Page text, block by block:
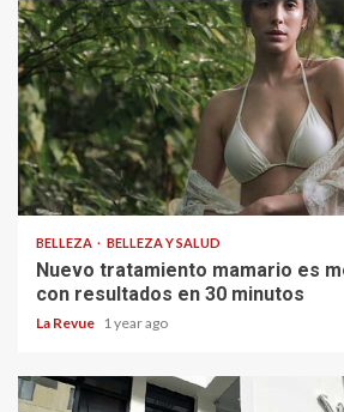
BELLEZA BELLEZA Y SALUD
Nuevo tratamiento mamario es
con resultados en 30 minutos
La Revue 1 year ago